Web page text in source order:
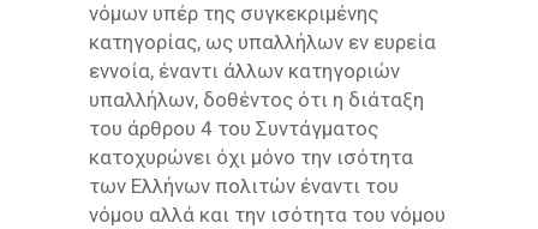
νόμων υπέρ της συγκεκριμένης
κατηγορίας, ως υπαλλήλων εν ευρεία
εννοία, έναντι άλλων κατηγοριών
υπαλλήλων, δοθέντος ότι η διάταξη
του άρθρου 4 του Συντάγματος
κατοχυρώνει όχι μόνο την ισότητα
των Ελλήνων πολιτών έναντι του
νόμου αλλά και την ισότητα του νόμου